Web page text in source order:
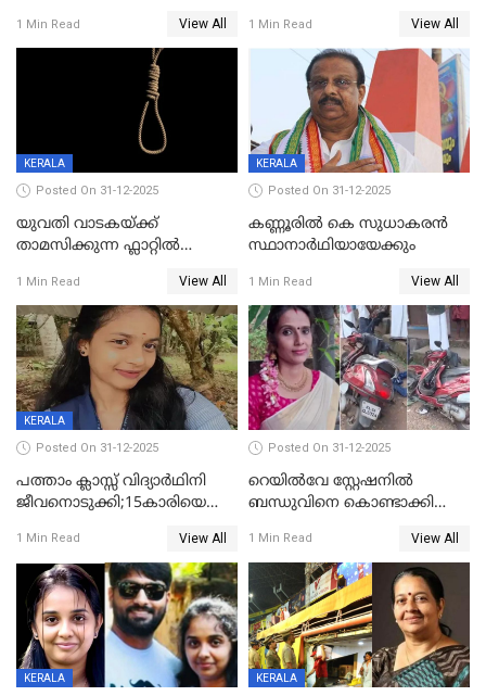
വധശ്രമക്കേസ് പ്രതി പിടിയിൽ
1 Min Read View All 1 Min Read View All
KERALA
Posted On 31-12-2025
യുവതി വാടകയ്ക്ക്
താമസിക്കുന്ന ഫ്ലാറ്റില്‍
സംഭവം കൈതപ്പൊയിലില്‍
1 Min Read View All
KERALA
Posted On 31-12-2025
കണ്ണൂരിൽ കെ സുധാകരൻ
സ്ഥാനാർഥിയായേക്കും
1 Min Read View All
KERALA
Posted On 31-12-2025
പത്താം ക്ലാസ്സ് വിദ്യാര്‍ഥിനി
ജീവനൊടുക്കി;15കാരിയെ
കിടപ്പുമുറിയില്‍ തൂങ്ങി മരിച്ച
നിലയിൽ
1 Min Read View All
Posted On 31-12-2025
റെയിൽവേ സ്റ്റേഷനിൽ
ബന്ധുവിനെ കൊണ്ടാക്കി
ലോറി സ്കൂട്ടറിൽ ഇടിച്ചു :
യുവതിക്ക് ദാരുണാന്ത്യം
1 Min Read View All
KERALA KERALA